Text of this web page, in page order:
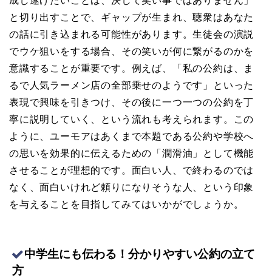
と切り出すことで、ギャップが生まれ、聴衆はあなた
の話に引き込まれる可能性があります。生徒会の演説
でウケ狙いをする場合、その笑いが何に繋がるのかを
意識することが重要です。例えば、「私の公約は、ま
るで人気ラーメン店の全部乗せのようです」といった
表現で興味を引きつけ、その後に一つ一つの公約を丁
寧に説明していく、という流れも考えられます。この
ように、ユーモアはあくまで本題である公約や学校へ
の思いを効果的に伝えるための「潤滑油」として機能
させることが理想的です。面白い人、で終わるのでは
なく、面白いけれど頼りになりそうな人、という印象
を与えることを目指してみてはいかがでしょうか。
中学生にも伝わる！分かりやすい公約の立て
方